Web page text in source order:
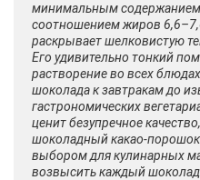
минимальным
соотношением жиров
раскрывает шелковистую
Его удивительно тонкий
растворение во всех
шоколада к завтракам до
гастрономических
ценит безупречное
шоколадный какао-
выбором для кулинарных
возвысить каждый